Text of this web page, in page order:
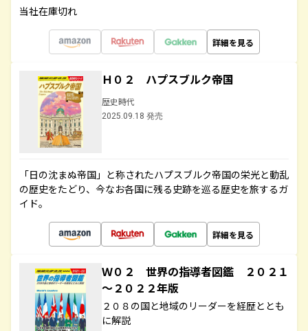
当社在庫切れ
詳細を見る
Ｈ０２ ハプスブルク帝国
歴史時代
2025.09.18 発売
「日の沈まぬ帝国」と称されたハプスブルク帝国の栄光と動乱
の歴史をたどり、今なお各国に残る史跡を巡る歴史を旅するガ
イド。
詳細を見る
Ｗ０２ 世界の指導者図鑑 ２０２１
～２０２２年版
２０８の国と地域のリーダーを経歴ととも
に解説